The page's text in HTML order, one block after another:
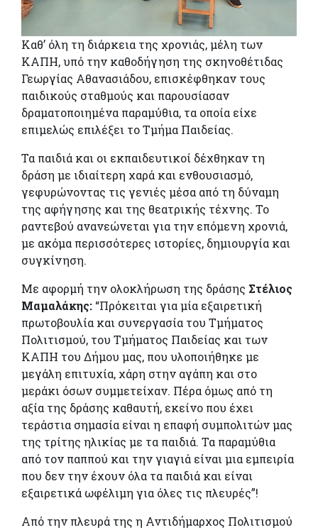
Καθ’ όλη τη διάρκεια της χρονιάς, μέλη των
ΚΑΠΗ, υπό την καθοδήγηση της σκηνοθέτιδας
Γεωργίας Αθανασιάδου, επισκέφθηκαν τους
παιδικούς σταθμούς και παρουσίασαν
δραματοποιημένα παραμύθια, τα οποία είχε
επιμελώς επιλέξει το Τμήμα Παιδείας.
Τα παιδιά και οι εκπαιδευτικοί δέχθηκαν τη
δράση με ιδιαίτερη χαρά και ενθουσιασμό,
γεφυρώνοντας τις γενιές μέσα από τη δύναμη
της αφήγησης και της θεατρικής τέχνης. Το
ραντεβού ανανεώνεται για την επόμενη χρονιά,
με ακόμα περισσότερες ιστορίες, δημιουργία και
συγκίνηση.
Με αφορμή την ολοκλήρωση της δράσης Στέλιος
Μαμαλάκης: “Πρόκειται για μία εξαιρετική
πρωτοβουλία και συνεργασία του Τμήματος
Πολιτισμού, του Τμήματος Παιδείας και των
ΚΑΠΗ του Δήμου μας, που υλοποιήθηκε με
μεγάλη επιτυχία, χάρη στην αγάπη και στο
μεράκι όσων συμμετείχαν. Πέρα όμως από τη
αξία της δράσης καθαυτή, εκείνο που έχει
τεράστια σημασία είναι η επαφή συμπολιτών μας
της τρίτης ηλικίας με τα παιδιά. Τα παραμύθια
από τον παππού και την γιαγιά είναι μια εμπειρία
που δεν την έχουν όλα τα παιδιά και είναι
εξαιρετικά ωφέλιμη για όλες τις πλευρές”!
Από την πλευρά της η Αντιδήμαρχος Πολιτισμού